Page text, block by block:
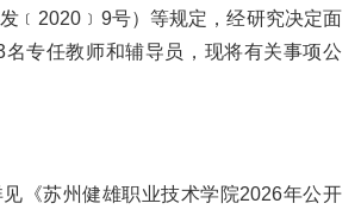
﹝2020﹞9号）等规定，经研究决定面
专任教师和辅导员，现将有关事项公
《苏州健雄职业技术学院2026年公开